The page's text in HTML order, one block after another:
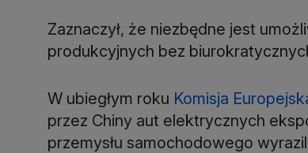
Zaznaczył, że niezbędne jest
produkcyjnych bez
W ubiegłym roku Komisja
przez Chiny aut elektrycznych
przemysłu samochodowego